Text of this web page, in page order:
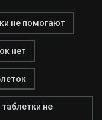
не помогают
нет
не